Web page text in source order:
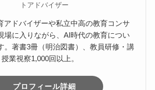
トアドバイザー
アドバイザーや私立中高の教育コンサ
場に入りながら、AI時代の教育につい
。著書3冊（明治図書）、教員研修・講
業視察1,000回以上。
プロフィール詳細